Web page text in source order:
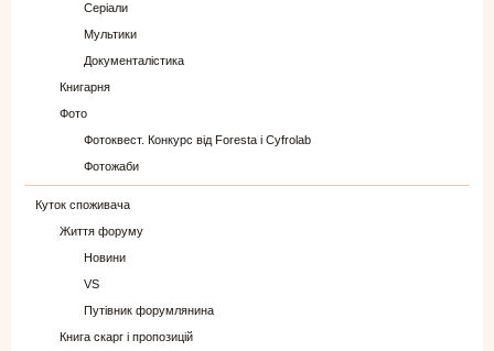
Серіали
Мультики
Документалістика
Книгарня
Фото
Фотоквест. Конкурс від Foresta і Cyfrolab
Фотожаби
Куток споживача
Життя форуму
Новини
VS
Путівник форумлянина
Книга скарг і пропозицій